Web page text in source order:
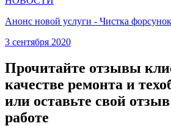
Анонс новой услуги - Чистка форсунок
3 сентября 2020
Прочитайте отзывы
качестве ремонта и
или оставьте свой
работе